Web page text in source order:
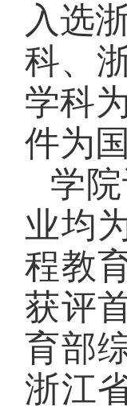
入选
科、
学科
件为
学
业均
程教
获评
育部
浙江